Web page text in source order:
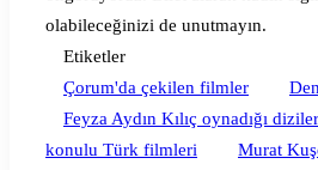
olabileceğinizi de unutmayın.
Etiketler
Çorum'da çekilen filmler
Feyza Aydın Kılıç oynadığı diziler
konulu Türk filmleri
Murat